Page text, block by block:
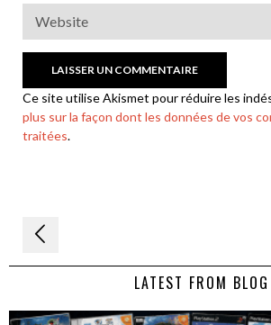
Ce site utilise Akismet pour réduire les
plus sur la façon dont les données de vos
traitées.
Navigation
de LATEST FROM BLOG